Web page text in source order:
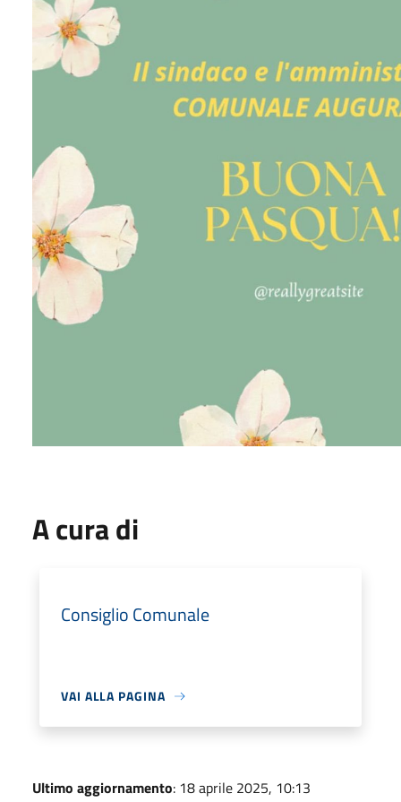
A cura di
Consiglio Comunale
VAI ALLA PAGINA
Ultimo aggiornamento: 18 aprile 2025, 10:13